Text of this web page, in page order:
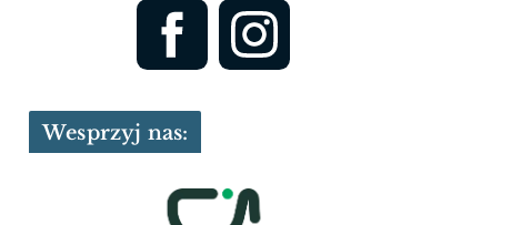
Wesprzyj nas: